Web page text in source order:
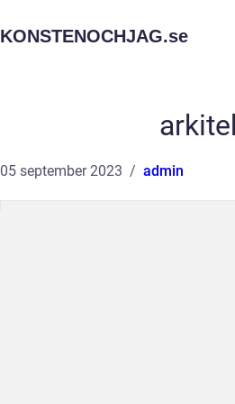
KONSTENOCHJAG.se
05 september 2023 admin